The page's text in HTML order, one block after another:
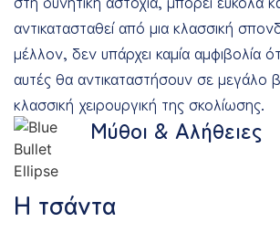
αντικατασταθεί από μια κλασσική
μέλλον, δεν υπάρχει καμία αμφιβολία
αυτές θα αντικαταστήσουν σε μεγάλο
κλασσική χειρουργική της σκολίωσης.
Μύθοι & Αλήθειες
Η τσάντα